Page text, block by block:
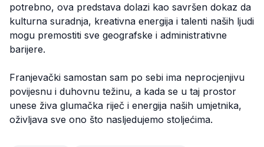
potrebno, ova predstava dolazi kao savršen dokaz da
kulturna suradnja, kreativna energija i talenti naših ljudi
mogu premostiti sve geografske i administrativne
barijere.
Franjevački samostan sam po sebi ima neprocjenjivu
povijesnu i duhovnu težinu, a kada se u taj prostor
unese živa glumačka riječ i energija naših umjetnika,
oživljava sve ono što nasljedujemo stoljećima.